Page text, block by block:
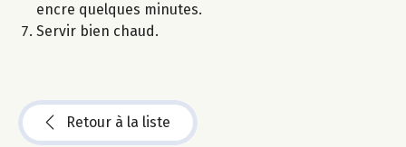
encre quelques minutes.
Servir bien chaud.
Retour à la liste